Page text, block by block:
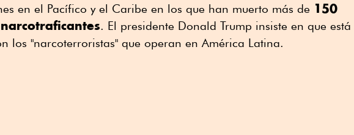
en el Pacífico y el Caribe en los que han muerto más de 150
. El presidente Donald Trump insiste en que está
los "narcoterroristas" que operan en América Latina.